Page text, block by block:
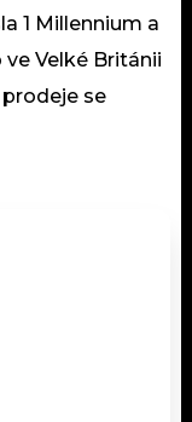
1 Millennium a
ve Velké Británii
se